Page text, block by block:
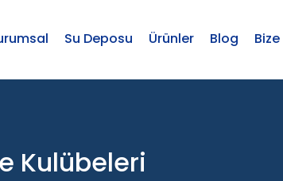
Su Deposu Ürünler Blog Bize
Kulübeleri